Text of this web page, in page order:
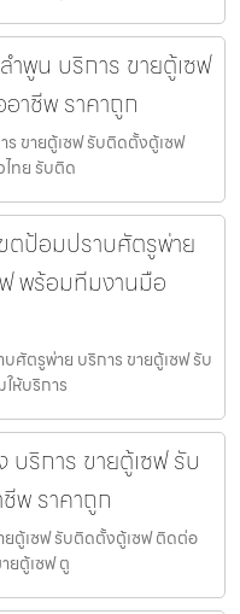
ำพูน บริการ ขายตู้เซฟ
าชีพ ราคาถูก
ขายตู้เซฟ รับติดตั้งตู้เซฟ
ทย รับติด
ตป้อมปราบศัตรูพ่าย
พร้อมทีมงานมือ
ศัตรูพ่าย บริการ ขายตู้เซฟ รับ
ห้บริการ
บริการ ขายตู้เซฟ รับ
พ ราคาถูก
ยตู้เซฟ รับติดตั้งตู้เซฟ ติดต่อ
ยตู้เซฟ ตู